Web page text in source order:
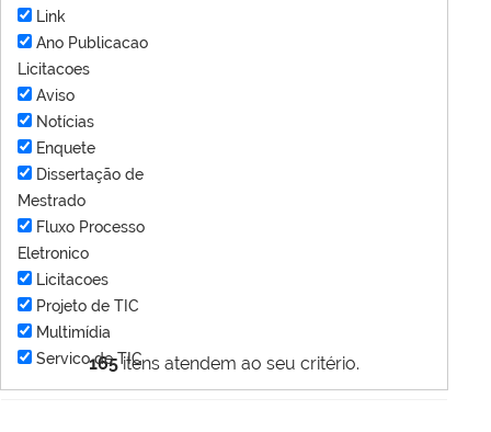
165itens atendem ao seu critério.
Link
Ano Publicacao
Licitacoes
Aviso
Notícias
Enquete
Dissertação de
Mestrado
Fluxo Processo
Eletronico
Licitacoes
Projeto de TIC
Multimídia
Servico de TIC